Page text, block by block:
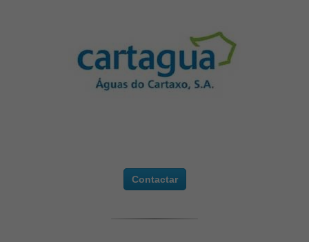
Contactar